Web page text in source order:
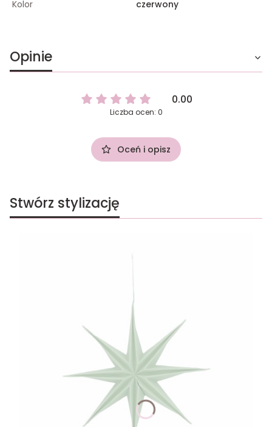
Kolor czerwony
Opinie
0.00
Liczba ocen: 0
Oceń i opisz
Stwórz stylizację